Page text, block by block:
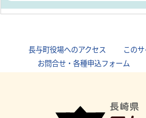
長与町役場へのアクセス この
お問合せ・各種申込フォーム